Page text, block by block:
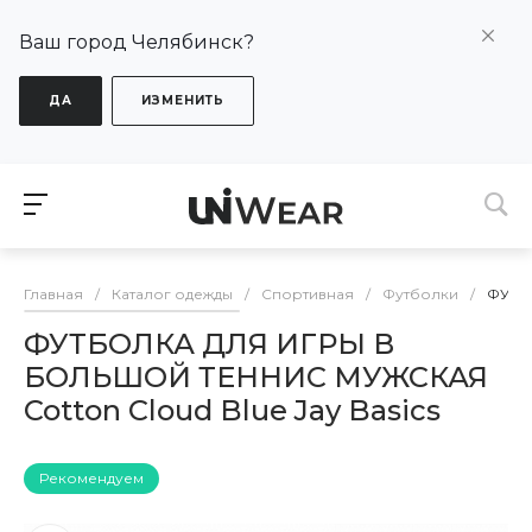
Ваш город Челябинск?
ДА ИЗМЕНИТЬ
Главная / Каталог одежды / Спортивная / Футболки /
ФУТБОЛКА ДЛЯ ИГРЫ В
БОЛЬШОЙ ТЕННИС МУЖСКАЯ
Cotton Cloud Blue Jay Basics
Рекомендуем